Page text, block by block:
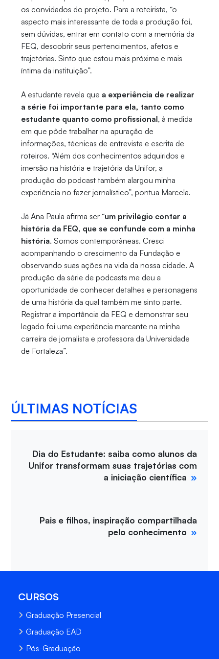
os convidados do projeto. Para a roteirista, “o
aspecto mais interessante de toda a produção foi,
sem dúvidas, entrar em contato com a memória da
FEQ, descobrir seus pertencimentos, afetos e
trajetórias. Sinto que estou mais próxima e mais
íntima da instituição”.
A estudante revela que a experiência de realizar
a série foi importante para ela, tanto como
estudante quanto como profissional, à medida
em que pôde trabalhar na apuração de
informações, técnicas de entrevista e escrita de
roteiros. “Além dos conhecimentos adquiridos e
imersão na história e trajetória da Unifor, a
produção do podcast também alargou minha
experiência no fazer jornalístico”, pontua Marcela.
Já Ana Paula afirma ser “um privilégio contar a
história da FEQ, que se confunde com a minha
história. Somos contemporâneas. Cresci
acompanhando o crescimento da Fundação e
observando suas ações na vida da nossa cidade. A
produção da série de podcasts me deu a
oportunidade de conhecer detalhes e personagens
de uma história da qual também me sinto parte.
Registrar a importância da FEQ e demonstrar seu
legado foi uma experiência marcante na minha
carreira de jornalista e professora da Universidade
de Fortaleza”.
ÚLTIMAS NOTÍCIAS
Dia do Estudante: saiba como alunos da
Unifor transformam suas trajetórias com
a iniciação científica
Pais e filhos, inspiração compartilhada
pelo conhecimento
CURSOS
Graduação Presencial
Graduação EAD
Pós-Graduação